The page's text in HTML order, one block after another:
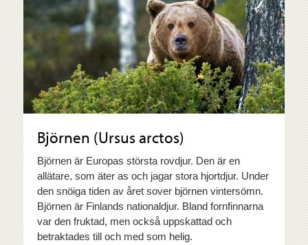
Björnen (Ursus arctos)
Björnen är Europas största rovdjur. Den är en
allätare, som äter as och jagar stora hjortdjur. Under
den snöiga tiden av året sover björnen vintersömn.
Björnen är Finlands nationaldjur. Bland fornfinnarna
var den fruktad, men också uppskattad och
betraktades till och med som helig.